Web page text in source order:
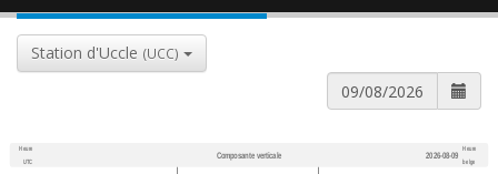
Station d'Uccle (UCC)
Heure
UTC
Composante verticale 2026-08-09
Heure
belge